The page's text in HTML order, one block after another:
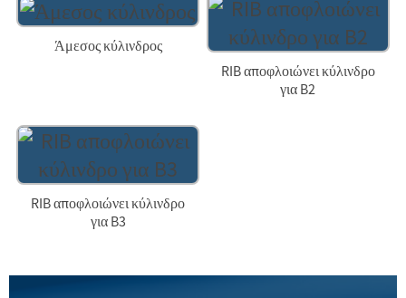
Άμεσος κύλινδρος
RIB αποφλοιώνει κύλινδρο
για B2
RIB αποφλοιώνει κύλινδρο
για B3